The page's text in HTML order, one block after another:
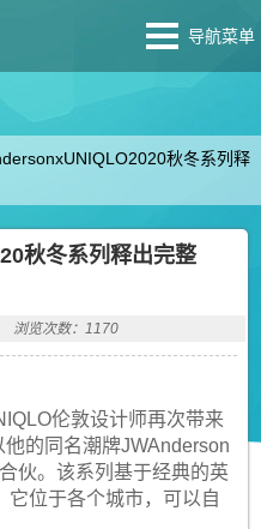
导航菜单
秋冬系列释
秋冬系列释出完整
浏览次数：1170
伦敦设计师再次带来
的同名潮牌JWAnderson
伙。该系列基于经典的英
它位于各个城市，可以自